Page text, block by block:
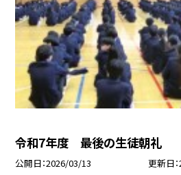
令和7年度 最後の生徒朝礼
公開日 2026/03/13 更新日